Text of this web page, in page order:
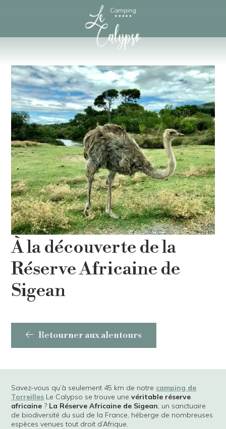
À la découverte de la
Réserve Africaine de
Sigean
Retourner aux alentours
Savez-vous qu’à seulement 45 km de notre camping de
Torreilles Le Calypso se trouve unevéritable réserve
africaine ? La Réserve Africaine de Sigean, un sanctuaire
de biodiversité du sud de la France, héberge de nombreuses
espèces venues tout droit d’Afrique.